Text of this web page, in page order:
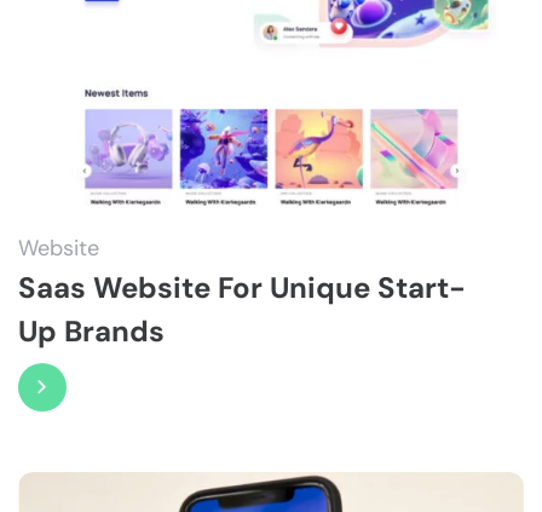
Website
Saas Website For Unique Start-
Up Brands